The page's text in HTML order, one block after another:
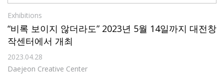
Exhibitions
“비록 보이지 않더라도” 2023년 5월 14일까지 대전창
작센터에서 개최
2023.04.28
Daejeon Creative Center